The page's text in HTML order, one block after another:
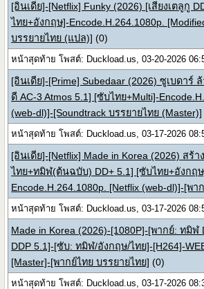
[อินเดีย]-[Netflix] Funky (2026) [เสียงเตลูกู
ไทย+อังกฤษ]-Encode.H.264.1080p.
บรรยายไทย (แปล)] (0)
หน้าสุดท้าย โพสต์: Duckload.us, 03-20-2026
[อินเดีย]-[Prime] Subedaar (2026) ซูเบดาร์
ดี AC-3 Atmos 5.1] [ซับไทย+Multi]-
(web-dl)]-[Soundtrack บรรยายไทย (Master)]
หน้าสุดท้าย โพสต์: Duckload.us, 03-17-2026
[อินเดีย]-[Netflix] Made in Korea (2026) สร้า
ไทย+ทมิฬ(ต้นฉบับ) DD+ 5.1] [ซับไทย+อังกฤ
Encode.H.264.1080p. [Netflix (web-dl)]-[พา
หน้าสุดท้าย โพสต์: Duckload.us, 03-17-2026
Made in Korea (2026)-[1080P]-[พากย์: ทมิฬ
DDP 5.1]-[ซับ: ทมิฬ/อังกฤษ/ไทย]-[H264]-
[Master]-[พากย์ไทย บรรยายไทย] (0)
หน้าสุดท้าย โพสต์: Duckload.us, 03-17-2026